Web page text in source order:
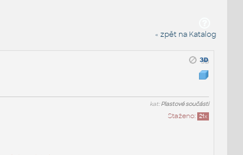
« zpět na Katalog
kat:Plastové součásti
Staženo: 21x